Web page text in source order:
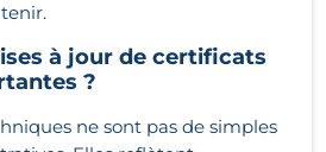
à jour de certificats
?
ne sont pas de simples